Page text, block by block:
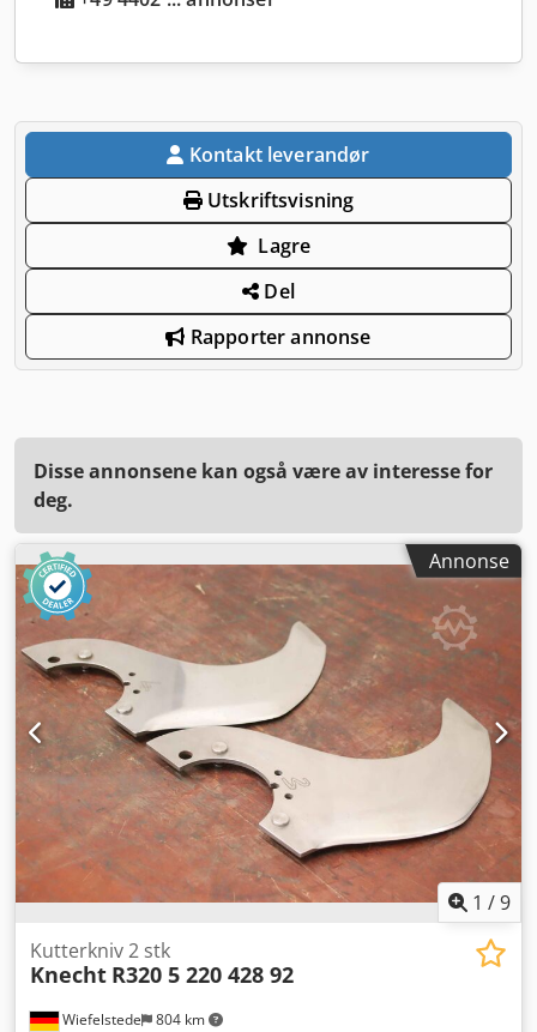
Kontakt leverandør
Utskriftsvisning
Lagre
Del
Rapporter annonse
Disse annonsene kan også være av interesse for
deg.
Annonse
1 /9
Wiefelstede 804 km
Kutterkniv 2 stk
Knecht R320 5 220 428 92